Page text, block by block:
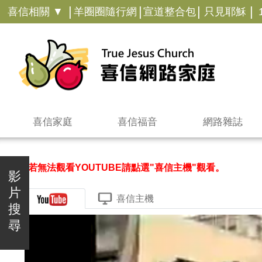
喜信相關 ▼ | 羊圈圈隨行網 | 宣道整合包 | 只見耶穌 |
喜信家庭 喜信福音 網路雜誌
影
片
搜
尋
＊若無法觀看YOUTUBE請點選"喜信主機"觀看。
喜信主機